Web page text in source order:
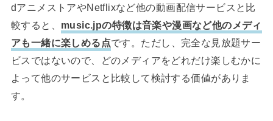
dアニメストアやNetflixなど他の動画配信サービスと比
較すると、 music.jpの特徴は音楽や漫画など他のメディ
アも一緒に楽しめる点です。ただし、完全な見放題サー
ビスではないので、どのメディアをどれだけ楽しむかに
よって他のサービスと比較して検討する価値がありま
す。